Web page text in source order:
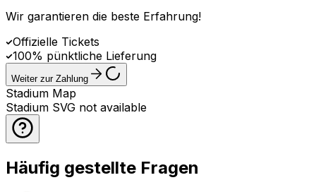
Wir garantieren die beste Erfahrung!
Offizielle Tickets
100% pünktliche Lieferung
Weiter zur Zahlung
Stadium Map
Stadium SVG not available
Häufig gestellte Fragen